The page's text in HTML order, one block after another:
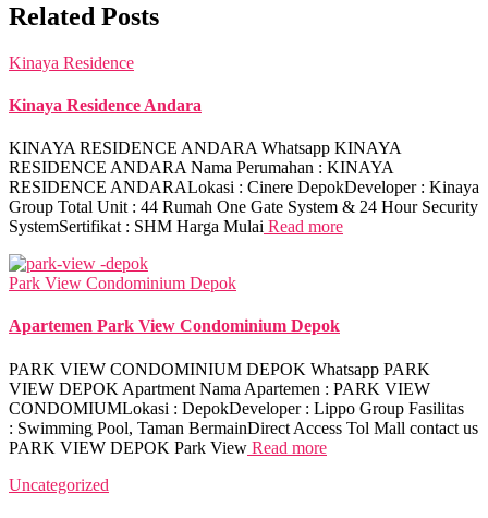
Related Posts
Kinaya Residence
Kinaya Residence Andara
KINAYA RESIDENCE ANDARA Whatsapp KINAYA
RESIDENCE ANDARA Nama Perumahan : KINAYA
RESIDENCE ANDARALokasi : Cinere DepokDeveloper : Kinaya
Group Total Unit : 44 Rumah One Gate System & 24 Hour Security
SystemSertifikat : SHM Harga Mulai Read more
Park View Condominium Depok
Apartemen Park View Condominium Depok
PARK VIEW CONDOMINIUM DEPOK Whatsapp PARK
VIEW DEPOK Apartment Nama Apartemen : PARK VIEW
CONDOMIUMLokasi : DepokDeveloper : Lippo Group Fasilitas
: Swimming Pool, Taman BermainDirect Access Tol Mall contact us
PARK VIEW DEPOK Park View Read more
Uncategorized